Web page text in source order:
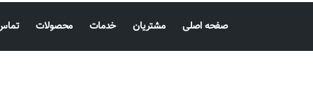
صفحه اصلی مشتریان خدمات محصولات